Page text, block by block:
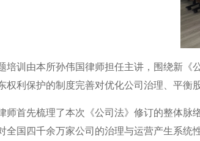
培训由本所孙伟国律师担任主讲，围绕新
权利保护的制度完善对优化公司治理、平衡
师首先梳理了本次《公司法》修订的整体脉
全国四千余万家公司的治理与运营产生系